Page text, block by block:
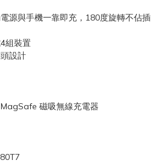
源與手機一靠即充，180度旋轉不佔插
組裝置
設計
磁吸無線充電器